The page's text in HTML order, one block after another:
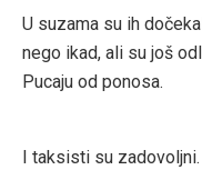
U suzama su ih
nego ikad, ali su još
Pucaju od ponosa.
I taksisti su